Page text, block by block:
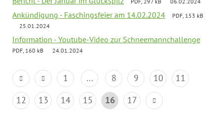
Ankündigung - Faschingsfeier am 14.02.2024
PDF, 153 kB
25.01.2024
Information - Youtube-Video zur Schneemannchallenge
PDF, 160 kB 24.01.2024
1 ... 8 9 10
11
12
13 14 15 16 17